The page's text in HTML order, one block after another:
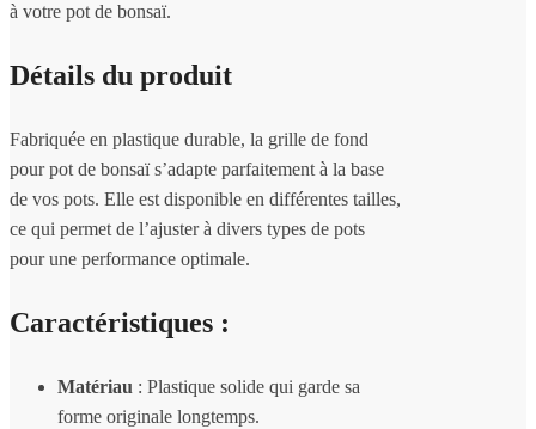
à votre pot de bonsaï.
Détails du produit
Fabriquée en plastique durable, la grille de fond
pour pot de bonsaï s’adapte parfaitement à la base
de vos pots. Elle est disponible en différentes tailles,
ce qui permet de l’ajuster à divers types de pots
pour une performance optimale.
Caractéristiques :
Matériau : Plastique solide qui garde sa
forme originale longtemps.